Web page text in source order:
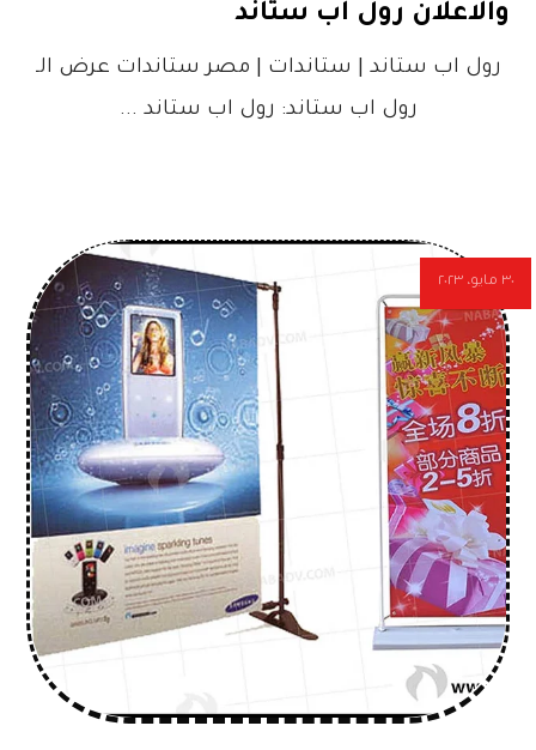
والاعلان رول اب ستاند
رول اب ستاند | ستاندات | مصر ستاندات عرض الـ
رول اب ستاند: رول اب ستاند ...
٣٠ مايو، ٢٠٢٣